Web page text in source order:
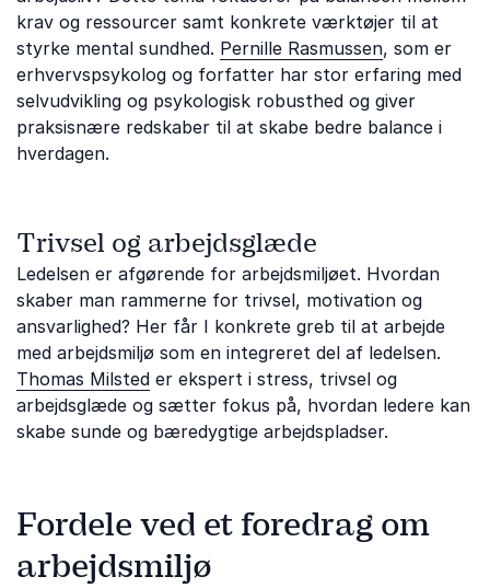
krav og ressourcer samt konkrete værktøjer til at
styrke mental sundhed. Pernille Rasmussen, som er
erhvervspsykolog og forfatter har stor erfaring med
selvudvikling og psykologisk robusthed og giver
praksisnære redskaber til at skabe bedre balance i
hverdagen.
Trivsel og arbejdsglæde
Ledelsen er afgørende for arbejdsmiljøet. Hvordan
skaber man rammerne for trivsel, motivation og
ansvarlighed? Her får I konkrete greb til at arbejde
med arbejdsmiljø som en integreret del af ledelsen.
Thomas Milsted er ekspert i stress, trivsel og
arbejdsglæde og sætter fokus på, hvordan ledere kan
skabe sunde og bæredygtige arbejdspladser.
Fordele ved et foredrag om
arbejdsmiljø